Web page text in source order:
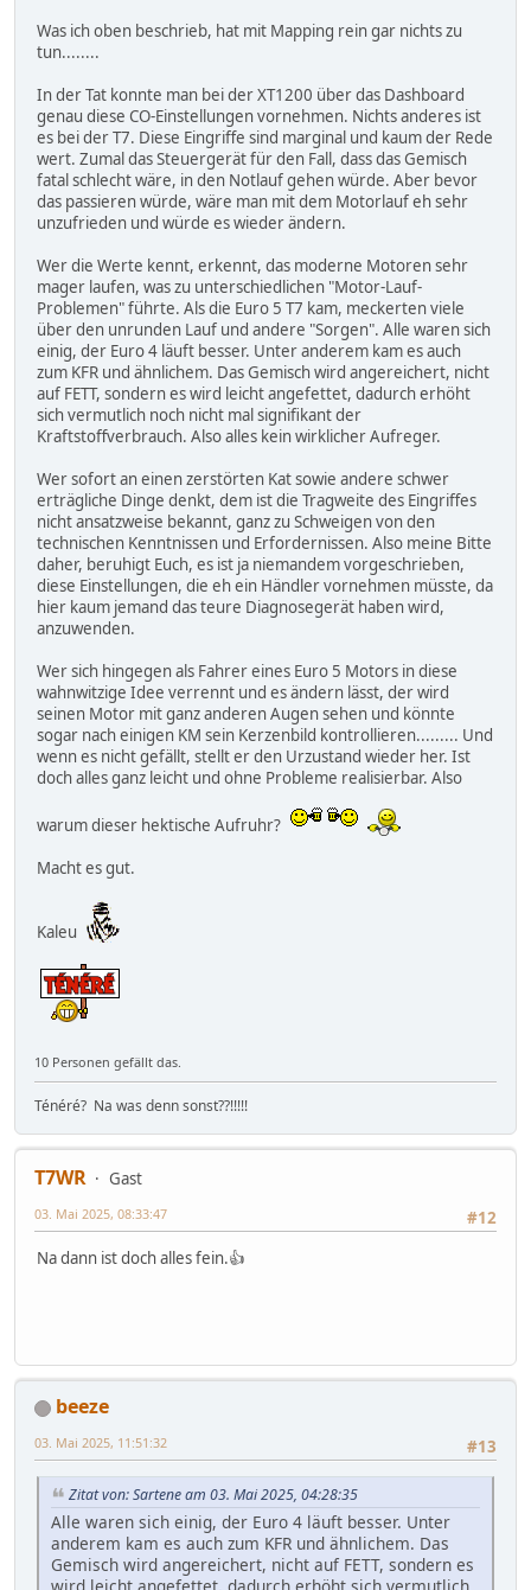
Was ich oben beschrieb, hat mit Mapping rein gar nichts zu
tun........
In der Tat konnte man bei der XT1200 über das Dashboard
genau diese CO-Einstellungen vornehmen. Nichts anderes ist
es bei der T7. Diese Eingriffe sind marginal und kaum der Rede
wert. Zumal das Steuergerät für den Fall, dass das Gemisch
fatal schlecht wäre, in den Notlauf gehen würde. Aber bevor
das passieren würde, wäre man mit dem Motorlauf eh sehr
unzufrieden und würde es wieder ändern.
Wer die Werte kennt, erkennt, das moderne Motoren sehr
mager laufen, was zu unterschiedlichen "Motor-Lauf-
Problemen" führte. Als die Euro 5 T7 kam, meckerten viele
über den unrunden Lauf und andere "Sorgen". Alle waren sich
einig, der Euro 4 läuft besser. Unter anderem kam es auch
zum KFR und ähnlichem. Das Gemisch wird angereichert, nicht
auf FETT, sondern es wird leicht angefettet, dadurch erhöht
sich vermutlich noch nicht mal signifikant der
Kraftstoffverbrauch. Also alles kein wirklicher Aufreger.
Wer sofort an einen zerstörten Kat sowie andere schwer
erträgliche Dinge denkt, dem ist die Tragweite des Eingriffes
nicht ansatzweise bekannt, ganz zu Schweigen von den
technischen Kenntnissen und Erfordernissen. Also meine Bitte
daher, beruhigt Euch, es ist ja niemandem vorgeschrieben,
diese Einstellungen, die eh ein Händler vornehmen müsste, da
hier kaum jemand das teure Diagnosegerät haben wird,
anzuwenden.
Wer sich hingegen als Fahrer eines Euro 5 Motors in diese
wahnwitzige Idee verrennt und es ändern lässt, der wird
seinen Motor mit ganz anderen Augen sehen und könnte
sogar nach einigen KM sein Kerzenbild kontrollieren......... Und
wenn es nicht gefällt, stellt er den Urzustand wieder her. Ist
doch alles ganz leicht und ohne Probleme realisierbar. Also
warum dieser hektische Aufruhr?
Macht es gut.
Kaleu
10 Personen gefällt das.
Ténéré? Na was denn sonst??!!!!!
T7WR
Gast
#12
03. Mai 2025, 08:33:47
Na dann ist doch alles fein.👍
beeze
#13
03. Mai 2025, 11:51:32
Zitat von: Sartene am 03. Mai 2025, 04:28:35
Alle waren sich einig, der Euro 4 läuft besser. Unter
anderem kam es auch zum KFR und ähnlichem. Das
Gemisch wird angereichert, nicht auf FETT, sondern es